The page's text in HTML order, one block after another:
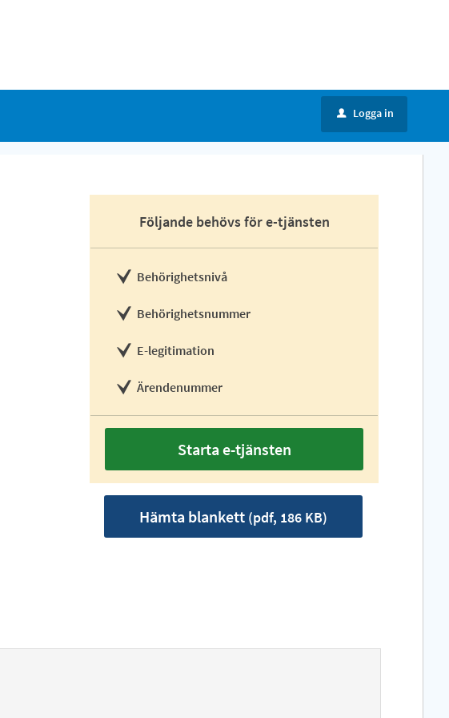
u Logga in
Följande behövs för e-tjänsten
Behörighetsnivå
Behörighetsnummer
E-legitimation
Ärendenummer
Starta e-tjänsten
Hämta blankett (pdf, 186 KB)